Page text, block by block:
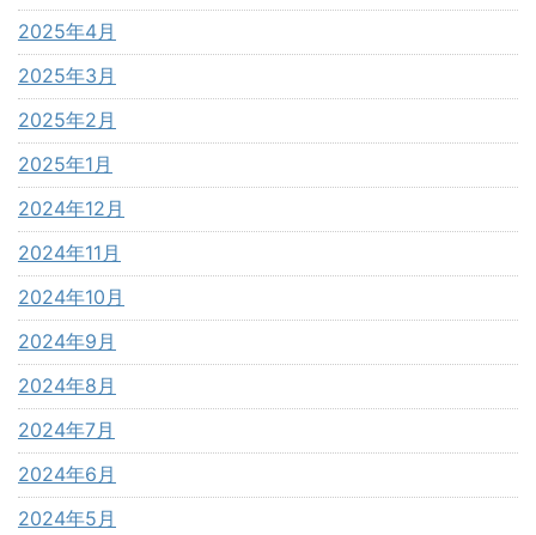
2025年4月
2025年3月
2025年2月
2025年1月
2024年12月
2024年11月
2024年10月
2024年9月
2024年8月
2024年7月
2024年6月
2024年5月